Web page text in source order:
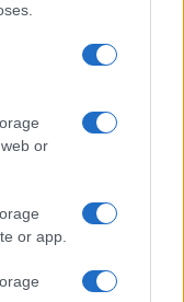
or
or app.
en el product-
soluciones
y
Si bien la
de hacer una